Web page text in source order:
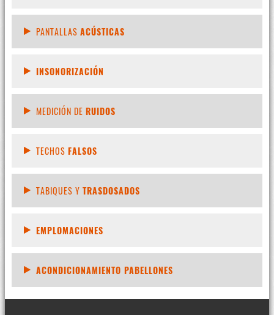
PANTALLAS ACÚSTICAS
INSONORIZACIÓN
MEDICIÓN DE RUIDOS
TECHOS FALSOS
TABIQUES Y TRASDOSADOS
EMPLOMACIONES
ACONDICIONAMIENTO PABELLONES